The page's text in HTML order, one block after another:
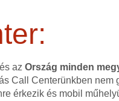
és azOrszág minden
Call Centerünkben nem
érkezik és mobil